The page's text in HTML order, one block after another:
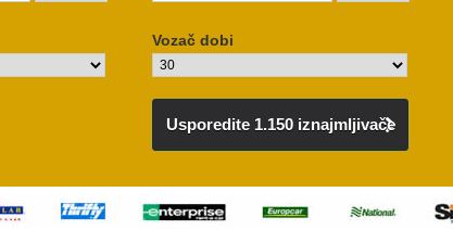
Vozač dobi
Usporedite 1.150 iznajmljivače